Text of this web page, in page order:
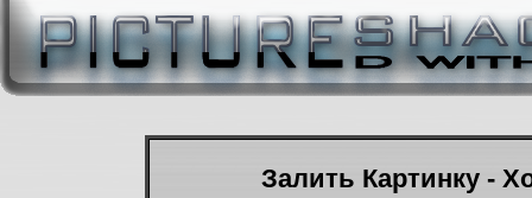
Залить Картинку -